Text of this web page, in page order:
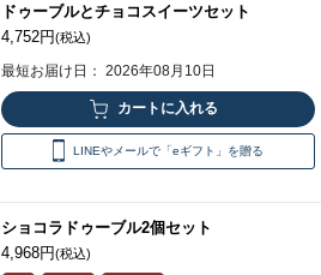
ドゥーブルとチョコスイーツセット
4,752円(税込)
最短お届け日： 2026年08月10日
LINEやメールで「eギフト」を贈る
ショコラドゥーブル2個セット
4,968円(税込)